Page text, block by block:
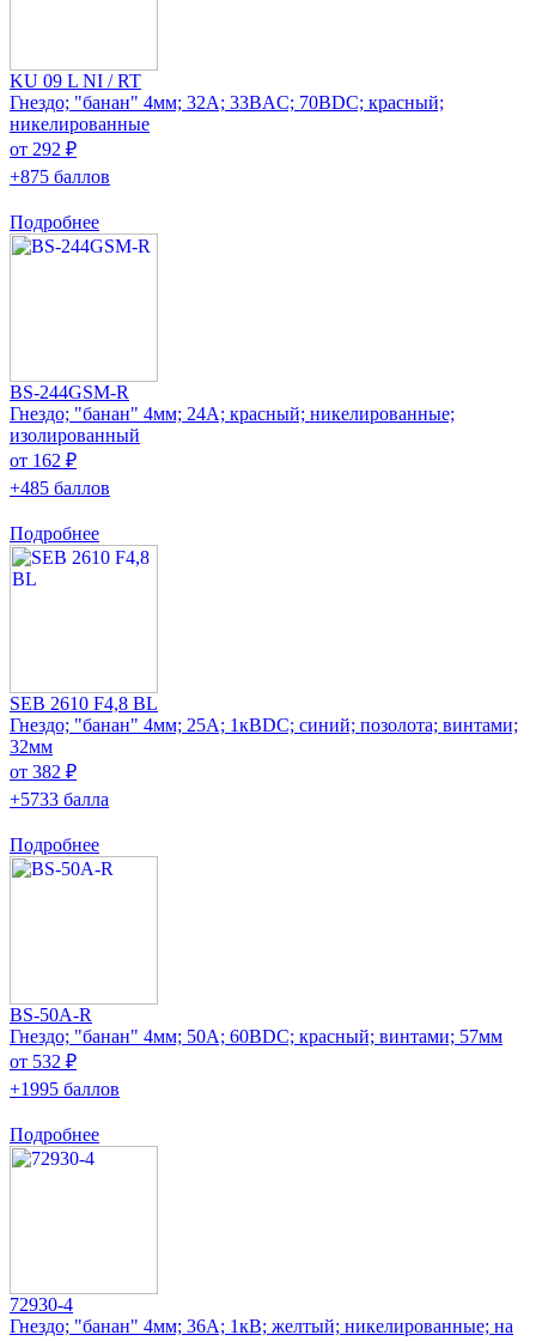
KU 09 L NI / RT
Гнездо; "банан" 4мм; 32А; 33ВAC; 70ВDC; красный;
никелированные
от 292 ₽
+875 баллов
Подробнее
BS-244GSM-R
Гнездо; "банан" 4мм; 24А; красный; никелированные;
изолированный
от 162 ₽
+485 баллов
Подробнее
SEB 2610 F4,8 BL
Гнездо; "банан" 4мм; 25А; 1кВDC; синий; позолота; винтами;
32мм
от 382 ₽
+5733 балла
Подробнее
BS-50A-R
Гнездо; "банан" 4мм; 50А; 60ВDC; красный; винтами; 57мм
от 532 ₽
+1995 баллов
Подробнее
72930-4
Гнездо; "банан" 4мм; 36А; 1кВ; желтый; никелированные; на